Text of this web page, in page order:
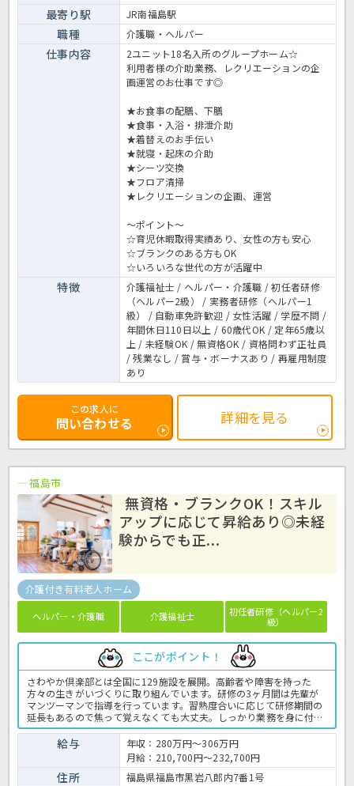
最寄り駅 JR南福島駅
職種 介護職・ヘルパー
仕事内容
2ユニット18名入所のグループホーム☆
利用者様の介助業務、レクリエーションの企
画運営のお仕事です◎
★お食事の配膳、下膳
★食事・入浴・排泄介助
★着替えのお手伝い
★就寝・起床の介助
★シーツ交換
★フロア清掃
★レクリエーションの企画、運営
～ポイント～
☆育児休暇取得実績あり、女性の方も安心
☆ブランクのある方もOK
☆いろいろな世代の方が活躍中
特徴
介護福祉士 / ヘルパー・介護職 / 初任者研修
（ヘルパー2級） / 実務者研修（ヘルパー1
級） / 自動車免許歓迎 / 女性活躍 / 学歴不問 /
年間休日110日以上 / 60歳代OK / 定年65歳以
上 / 未経験OK / 無資格OK / 資格問わず正社員
/ 残業なし / 賞与・ボーナスあり / 再雇用制度
あり
この求人に
問い合わせる 詳細を見る
福島市
無資格・ブランクOK！スキル
アップに応じて昇給あり◎未経
験からでも正...
介護付き有料老人ホーム
ヘルパー・介護職 介護福祉士
初任者研修（ヘルパー2
級）
ここがポイント！
さわやか倶楽部とは全国に129施設を展開。高齢者や障害を持った
方々の生きがいづくりに取り組んでいます。研修の3ヶ月間は先輩が
マンツーマンで指導を行っています。習熟度合いに応じて研修期間の
延長もあるので焦って覚えなくても大丈夫。しっかり業務を身に付け
られます！また、やる気や頑張りをきちんと評価してくれますのでス
キルアップに応じた昇給も目指せます♪まずはお気軽にお問い合わせ
くださいね。有料老人ホームでの介護業務全般です。 ＜介護職 正職
員 有料老人ホームの求人＞
給与
年収：280万円～306万円
月給：210,700円～232,700円
住所 福島県福島市黒岩八郎内7番1号